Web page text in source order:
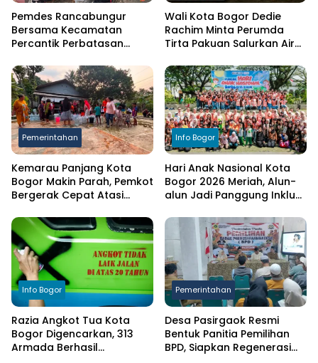
Pemdes Rancabungur
Bersama Kecamatan
Percantik Perbatasan
Putih Sambut HUT RI ke-81
Wali Kota Bogor Dedie
Rachim Minta Perumda
Tirta Pakuan Salurkan Air
Terdampak Kekeringan
Pemerintahan
Kemarau Panjang Kota
Bogor Makin Parah, Pemkot
Bergerak Cepat Atasi
Info Bogor
Hari Anak Nasional Kota
Bogor 2026 Meriah, Alun-
alun Jadi Panggung Inklusi
Info Bogor
Razia Angkot Tua Kota
Bogor Digencarkan, 313
Armada Berhasil
Pemerintahan
Desa Pasirgaok Resmi
Bentuk Panitia Pemilihan
BPD, Siapkan Regenerasi